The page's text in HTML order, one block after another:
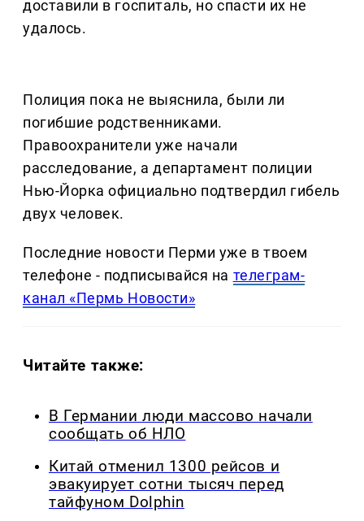
доставили в госпиталь, но спасти их не
удалось.
Полиция пока не выяснила, были ли
погибшие родственниками.
Правоохранители уже начали
расследование, а департамент полиции
Нью-Йорка официально подтвердил гибель
двух человек.
Последние новости Перми уже в твоем
телефоне - подписывайся на телеграм-
канал «Пермь Новости»
Читайте также:
В Германии люди массово начали
сообщать об НЛО
Китай отменил 1300 рейсов и
эвакуирует сотни тысяч перед
тайфуном Dolphin